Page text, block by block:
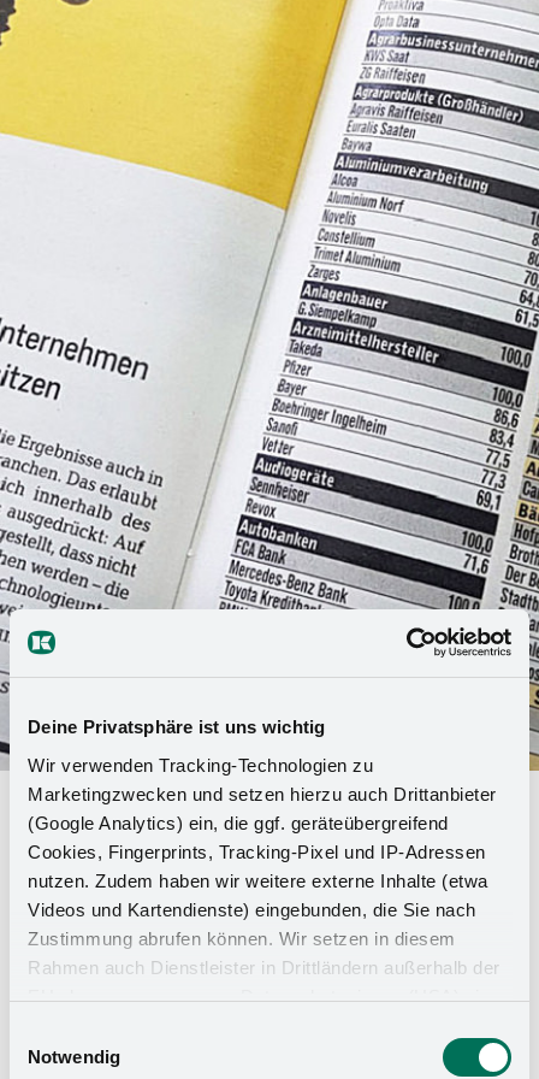
Deine Privatsphäre ist uns wichtig
Wir verwenden Tracking-Technologien zu
Marketingzwecken und setzen hierzu auch Drittanbieter
(Google Analytics) ein, die ggf. geräteübergreifend
Cookies, Fingerprints, Tracking-Pixel und IP-Adressen
nutzen. Zudem haben wir weitere externe Inhalte (etwa
Videos und Kartendienste) eingebunden, die Sie nach
Zustimmung abrufen können. Wir setzen in diesem
Rahmen auch Dienstleister in Drittländern außerhalb der
EU ohne angemessenes Datenschutzniveau (USA) ein,
zu Sicherheits- und Überwachungszwecken zugreifen,
Notwendig
Innovationsstarker
Beschlaghersteller: FOCUS kürt
Kesseböhmer als Unternehmen mit
hoher Innovationskraft
Institut für Management- und Wirtschafts­